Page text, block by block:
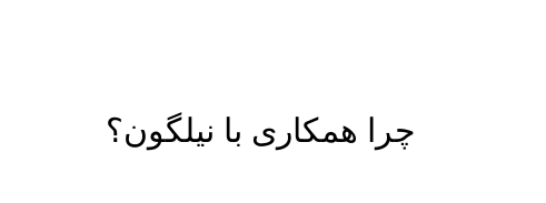
چرا همکاری با نیلگون؟